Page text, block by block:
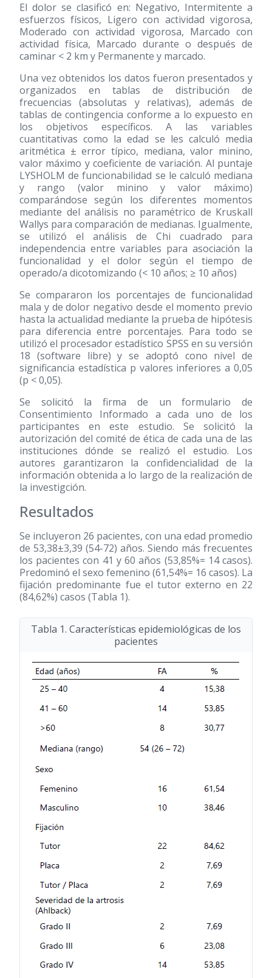
El dolor se clasificó en: Negativo, Intermitente a
esfuerzos físicos, Ligero con actividad vigorosa,
Moderado con actividad vigorosa, Marcado con
actividad física, Marcado durante o después de
caminar < 2 km y Permanente y marcado.
Una vez obtenidos los datos fueron presentados y
organizados en tablas de distribución de
frecuencias (absolutas y relativas), además de
tablas de contingencia conforme a lo expuesto en
los objetivos específicos. A las variables
cuantitativas como la edad se les calculó media
aritmética ± error típico, mediana, valor minino,
valor máximo y coeficiente de variación. Al puntaje
LYSHOLM de funcionabilidad se le calculó mediana
y rango (valor minino y valor máximo)
comparándose según los diferentes momentos
mediante del análisis no paramétrico de Kruskall
Wallys para comparación de medianas. Igualmente,
se utilizó el análisis de Chi cuadrado para
independencia entre variables para asociación la
funcionalidad y el dolor según el tiempo de
operado/a dicotomizando (< 10 años; ≥ 10 años)
Se compararon los porcentajes de funcionalidad
mala y de dolor negativo desde el momento previo
hasta la actualidad mediante la prueba de hipótesis
para diferencia entre porcentajes. Para todo se
utilizó el procesador estadístico SPSS en su versión
18 (software libre) y se adoptó cono nivel de
significancia estadística p valores inferiores a 0,05
(p < 0,05).
Se solicitó la firma de un formulario de
Consentimiento Informado a cada uno de los
participantes en este estudio. Se solicitó la
autorización del comité de ética de cada una de las
instituciones dónde se realizó el estudio. Los
autores garantizaron la confidencialidad de la
información obtenida a lo largo de la realización de
la investigción.
Resultados
Se incluyeron 26 pacientes, con una edad promedio
de 53,38±3,39 (54-72) años. Siendo más frecuentes
los pacientes con 41 y 60 años (53,85%= 14 casos).
Predominó el sexo femenino (61,54%= 16 casos). La
fijación predominante fue el tutor externo en 22
(84,62%) casos (Tabla 1).
Tabla 1. Características epidemiológicas de los
pacientes